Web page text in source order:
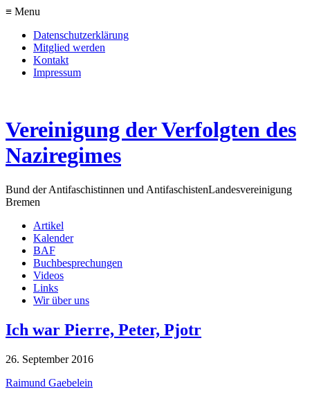
≡ Menu
Datenschutzerklärung
Mitglied werden
Kontakt
Impressum
Vereinigung der Verfolgten des
Naziregimes
Bund der Antifaschistinnen und AntifaschistenLandesvereinigung
Bremen
Artikel
Kalender
BAF
Buchbesprechungen
Videos
Links
Wir über uns
Ich war Pierre, Peter, Pjotr
26. September 2016
Raimund Gaebelein